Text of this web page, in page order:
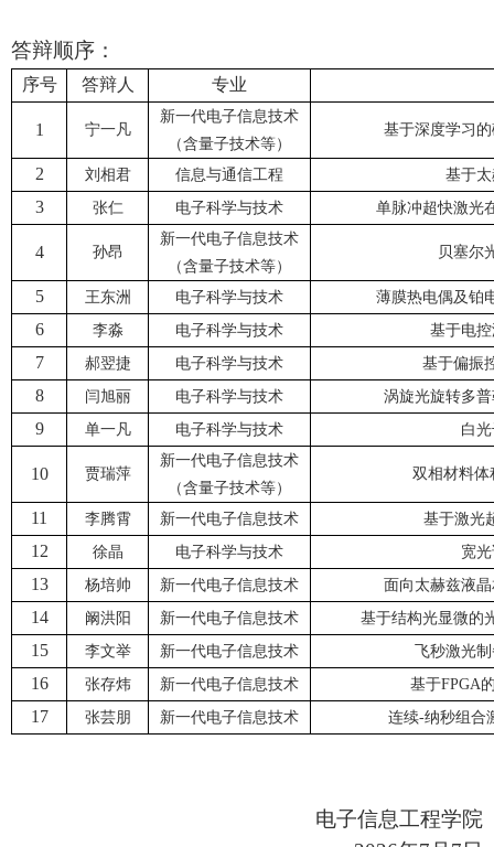
答辩顺序：
序号 答辩人 专业
1 宁一凡
新一代电子信息技术
（含量子技术等）
基于深度学习
2 刘相君 信息与通信工程 基于
3 张仁 电子科学与技术 单脉冲超快激光
4 孙昂
新一代电子信息技术
（含量子技术等）
贝塞尔
5 王东洲 电子科学与技术 薄膜热电偶及铂
6 李淼 电子科学与技术 基于电
7 郝翌捷 电子科学与技术 基于偏振
8 闫旭丽 电子科学与技术 涡旋光旋转多
9 单一凡 电子科学与技术 白
10 贾瑞萍
新一代电子信息技术
（含量子技术等）
双相材料体
11 李腾霄 新一代电子信息技术 基于激光
12 徐晶 电子科学与技术 宽
13 杨培帅 新一代电子信息技术 面向太赫兹液
14 阚洪阳 新一代电子信息技术 基于结构光显微的
15 李文举 新一代电子信息技术 飞秒激光
16 张存炜 新一代电子信息技术 基于FPGA
17 张芸朋 新一代电子信息技术 连续-纳秒组合
电子信息工程学院